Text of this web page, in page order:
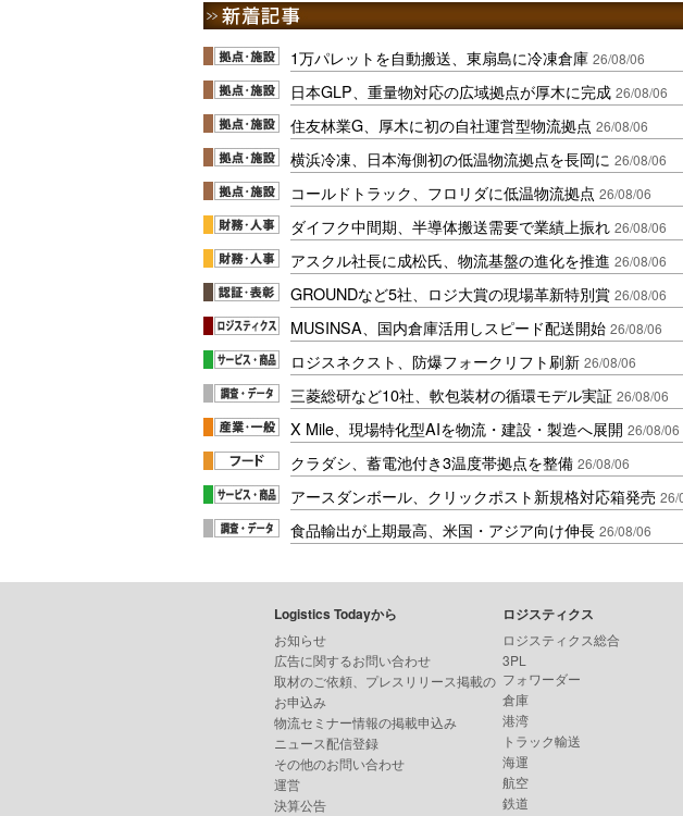
1万パレットを自動搬送、東扇島に冷凍倉庫 26/08/06
日本GLP、重量物対応の広域拠点が厚木に完成 26/08/06
住友林業G、厚木に初の自社運営型物流拠点 26/08/06
横浜冷凍、日本海側初の低温物流拠点を長岡に 26/08/06
コールドトラック、フロリダに低温物流拠点 26/08/06
ダイフク中間期、半導体搬送需要で業績上振れ 26/08/06
アスクル社長に成松氏、物流基盤の進化を推進 26/08/06
GROUNDなど5社、ロジ大賞の現場革新特別賞 26/08/06
MUSINSA、国内倉庫活用しスピード配送開始 26/08/06
ロジスネクスト、防爆フォークリフト刷新 26/08/06
三菱総研など10社、軟包装材の循環モデル実証 26/08/06
X Mile、現場特化型AIを物流・建設・製造へ展開 26/08/06
クラダシ、蓄電池付き3温度帯拠点を整備 26/08/06
アースダンボール、クリックポスト新規格対応箱発売 26/
食品輸出が上期最高、米国・アジア向け伸長 26/08/06
Logistics Todayから
お知らせ
広告に関するお問い合わせ
取材のご依頼、プレスリリース掲載の
お申込み
物流セミナー情報の掲載申込み
ニュース配信登録
その他のお問い合わせ
運営
決算公告
ロジスティクス
ロジスティクス総合
3PL
フォワーダー
倉庫
港湾
トラック輸送
海運
航空
鉄道